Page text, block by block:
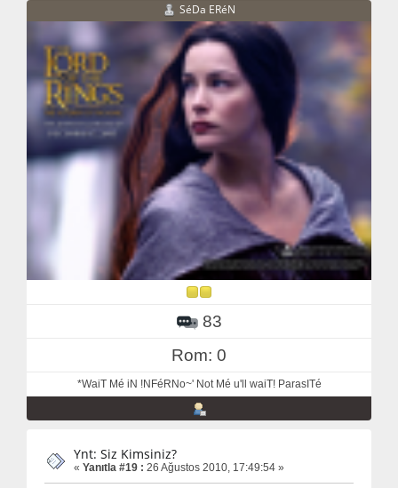
SéDa ERéN
83
Rom: 0
*WaiT Mé iN !NFéRNo~' Not Mé u'll waiT! ParasITé
Ynt: Siz Kimsiniz?
« Yanıtla #19 : 26 Ağustos 2010, 17:49:54 »